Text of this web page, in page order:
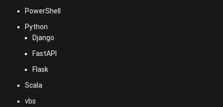
PowerShell
Python
Django
FastAPI
Flask
Scala
vbs